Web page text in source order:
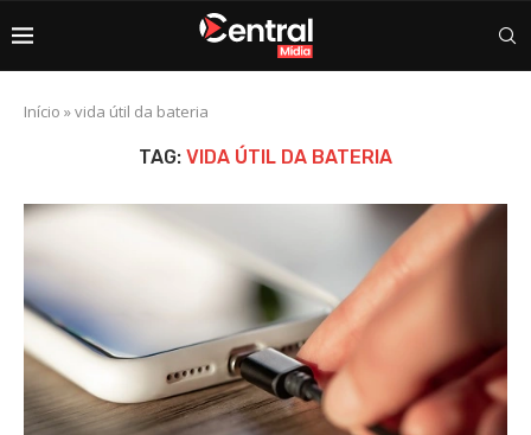
Início »vida útil da bateria
TAG: VIDA ÚTIL DA BATERIA